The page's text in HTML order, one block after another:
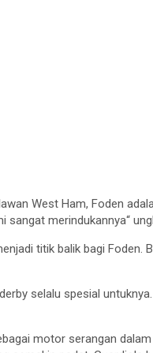
West Ham, Foden
sangat merindukannya“
titik balik bagi Foden.
selalu spesial untuknya
motor serangan dalam